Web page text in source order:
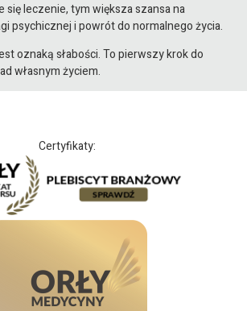
leczenie, tym większa szansa na
psychicznej i powrót do normalnego życia.
oznaką słabości. To pierwszy krok do
własnym życiem.
Certyfikaty: